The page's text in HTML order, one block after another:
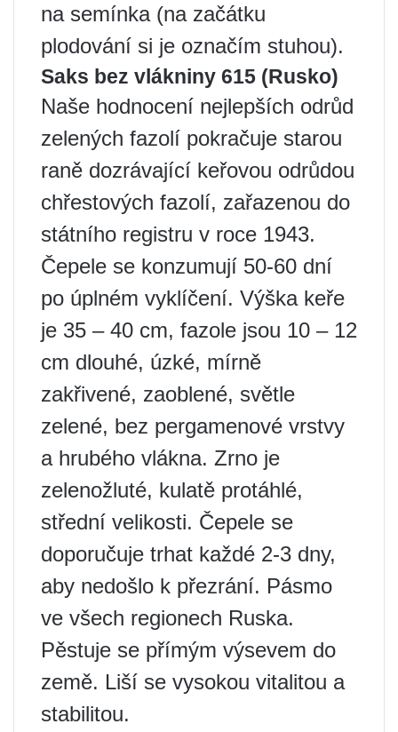
na semínka (na začátku
plodování si je označím stuhou).
Saks bez vlákniny 615 (Rusko)
Naše hodnocení nejlepších odrůd
zelených fazolí pokračuje starou
raně dozrávající keřovou odrůdou
chřestových fazolí, zařazenou do
státního registru v roce 1943.
Čepele se konzumují 50-60 dní
po úplném vyklíčení. Výška keře
je 35 – 40 cm, fazole jsou 10 – 12
cm dlouhé, úzké, mírně
zakřivené, zaoblené, světle
zelené, bez pergamenové vrstvy
a hrubého vlákna. Zrno je
zelenožluté, kulatě protáhlé,
střední velikosti. Čepele se
doporučuje trhat každé 2-3 dny,
aby nedošlo k přezrání. Pásmo
ve všech regionech Ruska.
Pěstuje se přímým výsevem do
země. Liší se vysokou vitalitou a
stabilitou.